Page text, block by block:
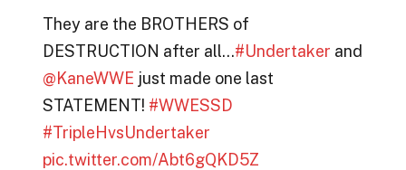
They are the BROTHERS of
DESTRUCTION after all…#Undertaker and
@KaneWWE just made one last
STATEMENT! #WWESSD
#TripleHvsUndertaker
pic.twitter.com/Abt6gQKD5Z